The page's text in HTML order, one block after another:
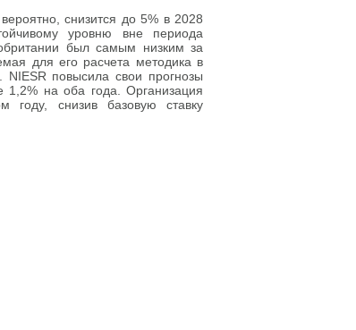
снизится до 5% в 2028
уровню вне периода
был самым низким за
для его расчета методика в
повысила свои прогнозы
на оба года. Организация
году, снизив базовую ставку